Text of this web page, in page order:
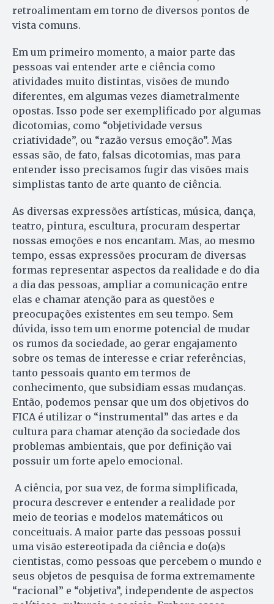
retroalimentam em torno de diversos pontos de
vista comuns.
Em um primeiro momento, a maior parte das
pessoas vai entender arte e ciência como
atividades muito distintas, visões de mundo
diferentes, em algumas vezes diametralmente
opostas. Isso pode ser exemplificado por algumas
dicotomias, como “objetividade versus
criatividade”, ou “razão versus emoção”. Mas
essas são, de fato, falsas dicotomias, mas para
entender isso precisamos fugir das visões mais
simplistas tanto de arte quanto de ciência.
As diversas expressões artísticas, música, dança,
teatro, pintura, escultura, procuram despertar
nossas emoções e nos encantam. Mas, ao mesmo
tempo, essas expressões procuram de diversas
formas representar aspectos da realidade e do dia
a dia das pessoas, ampliar a comunicação entre
elas e chamar atenção para as questões e
preocupações existentes em seu tempo. Sem
dúvida, isso tem um enorme potencial de mudar
os rumos da sociedade, ao gerar engajamento
sobre os temas de interesse e criar referências,
tanto pessoais quanto em termos de
conhecimento, que subsidiam essas mudanças.
Então, podemos pensar que um dos objetivos do
FICA é utilizar o “instrumental” das artes e da
cultura para chamar atenção da sociedade dos
problemas ambientais, que por definição vai
possuir um forte apelo emocional.
A ciência, por sua vez, de forma simplificada,
procura descrever e entender a realidade por
meio de teorias e modelos matemáticos ou
conceituais. A maior parte das pessoas possui
uma visão estereotipada da ciência e do(a)s
cientistas, como pessoas que percebem o mundo e
seus objetos de pesquisa de forma extremamente
“racional” e “objetiva”, independente de aspectos